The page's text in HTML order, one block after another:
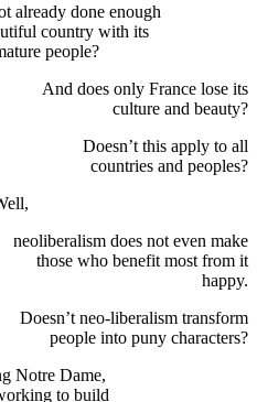
already done enough
country with its
people?
And does only France lose its
culture and beauty?
Doesn’t this apply to all
countries and peoples?
neoliberalism does not even make
those who benefit most from it
happy.
Doesn’t neo-liberalism transform
people into puny characters?
Notre Dame,
to build